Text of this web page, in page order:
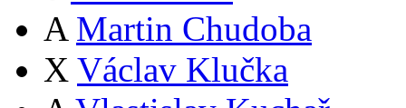
A Martin Chudoba
X Václav Klučka